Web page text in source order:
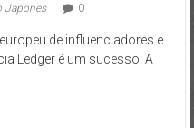
Japones 0
de influenciadores e
Ledger é um sucesso! A